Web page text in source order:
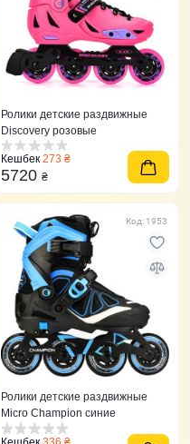
Ролики детские раздвижные
Discovery розовые
Кешбек 273 ₴
5720 ₴
Код: 1953
Ролики детские раздвижные
Micro Champion синие